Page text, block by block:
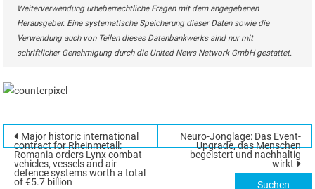
Weiterverwendung urheberrechtliche Fragen mit dem angegebenen
Herausgeber. Eine systematische Speicherung dieser Daten sowie die
Verwendung auch von Teilen dieses Datenbankwerks sind nur mit
schriftlicher Genehmigung durch die United News Network GmbH gestattet.
Beitragsnavigation
Major historic international
contract for Rheinmetall:
Romania orders Lynx combat
vehicles, vessels and air
defence systems worth a total
of €5.7 billion
Neuro-Jonglage: Das Event-
Upgrade, das Menschen
begeistert und nachhaltig
wirkt
Suchen